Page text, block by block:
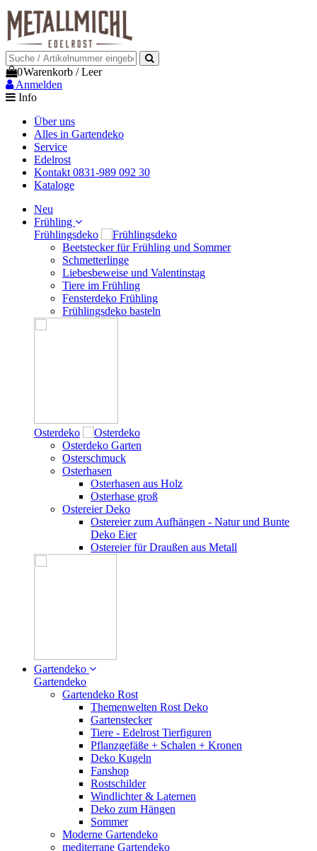
0Warenkorb /Leer
Anmelden
Info
Über uns
Alles in Gartendeko
Service
Edelrost
Kontakt 0831-989 092 30
Kataloge
Neu
Frühling
Frühlingsdeko
Beetstecker für Frühling und Sommer
Schmetterlinge
Liebesbeweise und Valentinstag
Tiere im Frühling
Fensterdeko Frühling
Frühlingsdeko basteln
Osterdeko
Osterdeko Garten
Osterschmuck
Osterhasen
Osterhasen aus Holz
Osterhase groß
Ostereier Deko
Ostereier zum Aufhängen - Natur und Bunte
Deko Eier
Ostereier für Draußen aus Metall
Gartendeko
Gartendeko
Gartendeko Rost
Themenwelten Rost Deko
Gartenstecker
Tiere - Edelrost Tierfiguren
Pflanzgefäße + Schalen + Kronen
Deko Kugeln
Fanshop
Rostschilder
Windlichter & Laternen
Deko zum Hängen
Sommer
Moderne Gartendeko
mediterrane Gartendeko